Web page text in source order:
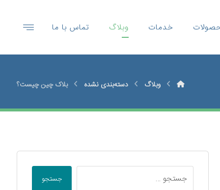
خدمات وبلاگ تماس با ما
وبلاگ دسته‌بندی نشده بلاک چین چیست؟
جستجو